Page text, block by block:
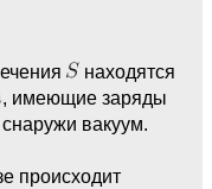
находятся
, имеющие заряды
вакуум.
происходит